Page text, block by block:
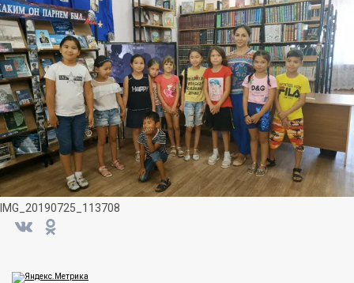
IMG_20190725_113708